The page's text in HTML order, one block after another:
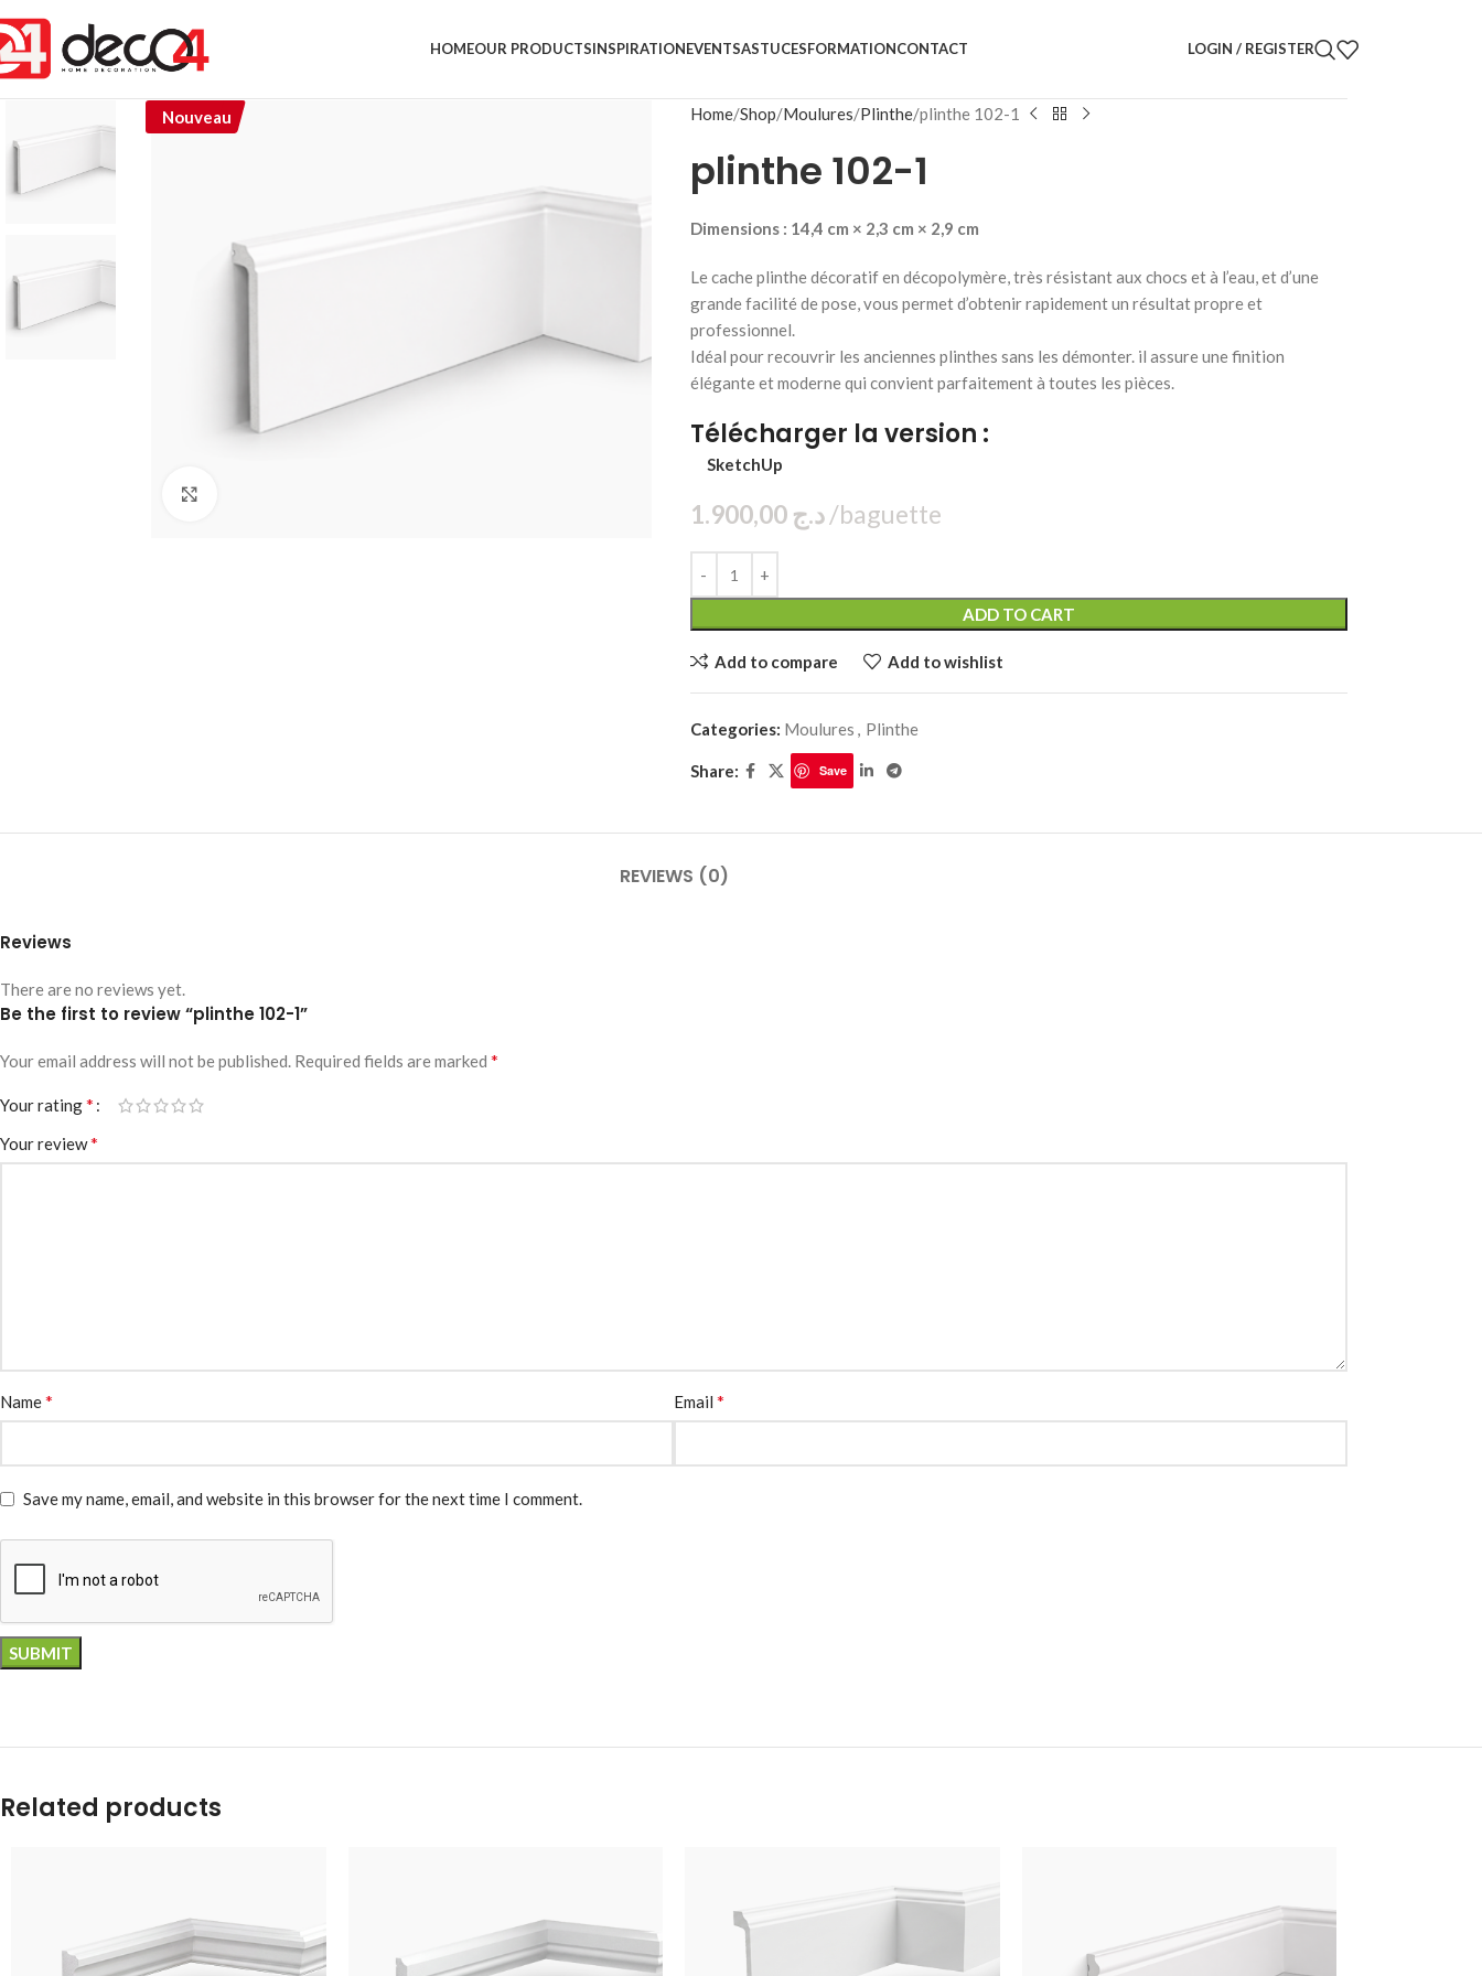
HOMEOUR PRODUCTS
CIMAISES
INSPIRATIONEVENTSASTUCESFORMATIONCONTACT LOGIN / REGISTER
Nouveau Home Shop Moulures Plinthe plinthe 102-1
plinthe 102-1
Dimensions : 14,4 cm × 2,3 cm × 2,9 cm
Le cache plinthe décoratif en décopolymère, très résistant aux chocs et à l’eau, et d’une
grande facilité de pose, vous permet d’obtenir rapidement un résultat propre et
professionnel.
Idéal pour recouvrir les anciennes plinthes sans les démonter. il assure une finition
élégante et moderne qui convient parfaitement à toutes les pièces.
Télécharger la version :
SketchUp
د.ج 1.900,00
ADD TO CART
Add to compare Add to wishlist
Categories: Moulures , Plinthe
Share: Save
REVIEWS (0)
Reviews
There are no reviews yet.
Be the first to review “plinthe 102-1”
Your email address will not be published. Required fields are marked *
Your rating*
Your review*
Name* Email *
Save my name, email, and website in this browser for the next time I comment.
Related products